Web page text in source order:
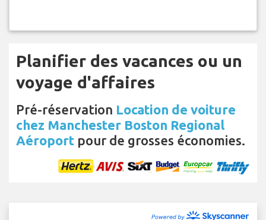
Planifier des vacances ou un
voyage d'affaires
Pré-réservation Location de voiture
chez Manchester Boston Regional
Aéroport pour de grosses économies.